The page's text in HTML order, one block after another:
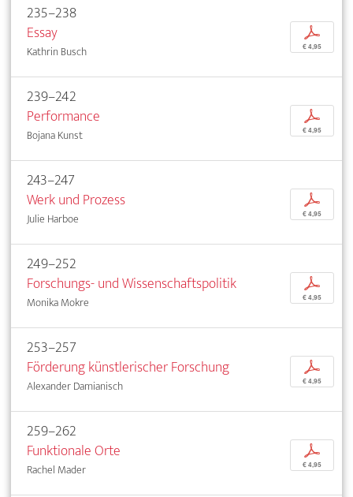
235–238
Essay
Kathrin Busch
p
€ 4,95
239–242
Performance
Bojana Kunst
p
€ 4,95
243–247
Werk und Prozess
Julie Harboe
p
€ 4,95
249–252
Forschungs- und Wissenschaftspolitik
Monika Mokre
p
€ 4,95
253–257
Förderung künstlerischer Forschung
Alexander Damianisch
p
€ 4,95
259–262
Funktionale Orte
Rachel Mader
p
€ 4,95